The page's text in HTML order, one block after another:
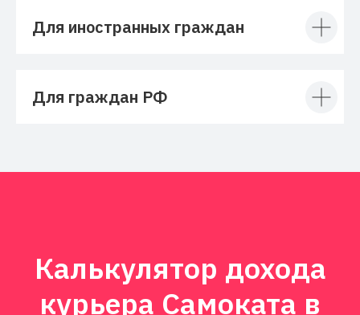
Для иностранных граждан
Для граждан РФ
Калькулятор дохода
курьера Самоката в